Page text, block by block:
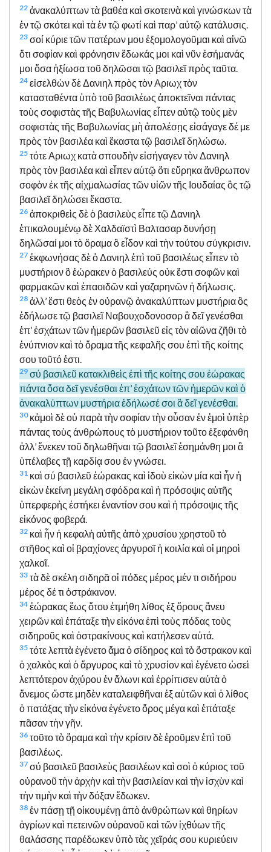
22 ἀνακαλύπτων τὰ βαθέα καὶ σκοτεινὰ καὶ γινώσκων τὰ
ἐν τῷ σκότει καὶ τὰ ἐν τῷ φωτί καὶ παρ’ αὐτῷ κατάλυσις.
23 σοί κύριε τῶν πατέρων μου ἐξομολογοῦμαι καὶ αἰνῶ
ὅτι σοφίαν καὶ φρόνησιν ἔδωκάς μοι καὶ νῦν ἐσήμανάς
μοι ὅσα ἠξίωσα τοῦ δηλῶσαι τῷ βασιλεῖ πρὸς ταῦτα.
24 εἰσελθὼν δὲ Δανιηλ πρὸς τὸν Αριωχ τὸν
κατασταθέντα ὑπὸ τοῦ βασιλέως ἀποκτεῖναι πάντας
τοὺς σοφιστὰς τῆς Βαβυλωνίας εἶπεν αὐτῷ τοὺς μὲν
σοφιστὰς τῆς Βαβυλωνίας μὴ ἀπολέσῃς εἰσάγαγε δέ με
πρὸς τὸν βασιλέα καὶ ἕκαστα τῷ βασιλεῖ δηλώσω.
25 τότε Αριωχ κατὰ σπουδὴν εἰσήγαγεν τὸν Δανιηλ
πρὸς τὸν βασιλέα καὶ εἶπεν αὐτῷ ὅτι εὕρηκα ἄνθρωπον
σοφὸν ἐκ τῆς αἰχμαλωσίας τῶν υἱῶν τῆς Ιουδαίας ὃς τῷ
βασιλεῖ δηλώσει ἕκαστα.
26 ἀποκριθεὶς δὲ ὁ βασιλεὺς εἶπε τῷ Δανιηλ
ἐπικαλουμένῳ δὲ Χαλδαϊστὶ Βαλτασαρ δυνήσῃ
δηλῶσαί μοι τὸ ὅραμα ὃ εἶδον καὶ τὴν τούτου σύγκρισιν.
27 ἐκφωνήσας δὲ ὁ Δανιηλ ἐπὶ τοῦ βασιλέως εἶπεν τὸ
μυστήριον ὃ ἑώρακεν ὁ βασιλεύς οὐκ ἔστι σοφῶν καὶ
φαρμακῶν καὶ ἐπαοιδῶν καὶ γαζαρηνῶν ἡ δήλωσις.
28 ἀλλ’ ἔστι θεὸς ἐν οὐρανῷ ἀνακαλύπτων μυστήρια ὃς
ἐδήλωσε τῷ βασιλεῖ Ναβουχοδονοσορ ἃ δεῖ γενέσθαι
ἐπ’ ἐσχάτων τῶν ἡμερῶν βασιλεῦ εἰς τὸν αἰῶνα ζῆθι τὸ
ἐνύπνιον καὶ τὸ ὅραμα τῆς κεφαλῆς σου ἐπὶ τῆς κοίτης
σου τοῦτό ἐστι.
29 σύ βασιλεῦ κατακλιθεὶς ἐπὶ τῆς κοίτης σου ἑώρακας
πάντα ὅσα δεῖ γενέσθαι ἐπ’ ἐσχάτων τῶν ἡμερῶν καὶ ὁ
ἀνακαλύπτων μυστήρια ἐδήλωσέ σοι ἃ δεῖ γενέσθαι.
30κἀμοὶ δὲ οὐ παρὰ τὴν σοφίαν τὴν οὖσαν ἐν ἐμοὶ ὑπὲρ
πάντας τοὺς ἀνθρώπους τὸ μυστήριον τοῦτο ἐξεφάνθη
ἀλλ’ ἕνεκεν τοῦ δηλωθῆναι τῷ βασιλεῖ ἐσημάνθη μοι ἃ
ὑπέλαβες τῇ καρδίᾳ σου ἐν γνώσει.
31 καὶ σύ βασιλεῦ ἑώρακας καὶ ἰδοὺ εἰκὼν μία καὶ ἦν ἡ
εἰκὼν ἐκείνη μεγάλη σφόδρα καὶ ἡ πρόσοψις αὐτῆς
ὑπερφερὴς ἑστήκει ἐναντίον σου καὶ ἡ πρόσοψις τῆς
εἰκόνος φοβερά.
32 καὶ ἦν ἡ κεφαλὴ αὐτῆς ἀπὸ χρυσίου χρηστοῦ τὸ
στῆθος καὶ οἱ βραχίονες ἀργυροῖ ἡ κοιλία καὶ οἱ μηροὶ
χαλκοῖ.
33 τὰ δὲ σκέλη σιδηρᾶ οἱ πόδες μέρος μέν τι σιδήρου
μέρος δέ τι ὀστράκινον.
34 ἑώρακας ἕως ὅτου ἐτμήθη λίθος ἐξ ὄρους ἄνευ
χειρῶν καὶ ἐπάταξε τὴν εἰκόνα ἐπὶ τοὺς πόδας τοὺς
σιδηροῦς καὶ ὀστρακίνους καὶ κατήλεσεν αὐτά.
35 τότε λεπτὰ ἐγένετο ἅμα ὁ σίδηρος καὶ τὸ ὄστρακον καὶ
ὁ χαλκὸς καὶ ὁ ἄργυρος καὶ τὸ χρυσίον καὶ ἐγένετο ὡσεὶ
λεπτότερον ἀχύρου ἐν ἅλωνι καὶ ἐρρίπισεν αὐτὰ ὁ
ἄνεμος ὥστε μηδὲν καταλειφθῆναι ἐξ αὐτῶν καὶ ὁ λίθος
ὁ πατάξας τὴν εἰκόνα ἐγένετο ὄρος μέγα καὶ ἐπάταξε
πᾶσαν τὴν γῆν.
36 τοῦτο τὸ ὅραμα καὶ τὴν κρίσιν δὲ ἐροῦμεν ἐπὶ τοῦ
βασιλέως.
37 σύ βασιλεῦ βασιλεὺς βασιλέων καὶ σοὶ ὁ κύριος τοῦ
οὐρανοῦ τὴν ἀρχὴν καὶ τὴν βασιλείαν καὶ τὴν ἰσχὺν καὶ
τὴν τιμὴν καὶ τὴν δόξαν ἔδωκεν.
38 ἐν πάσῃ τῇ οἰκουμένῃ ἀπὸ ἀνθρώπων καὶ θηρίων
ἀγρίων καὶ πετεινῶν οὐρανοῦ καὶ τῶν ἰχθύων τῆς
θαλάσσης παρέδωκεν ὑπὸ τὰς χεῖράς σου κυριεύειν